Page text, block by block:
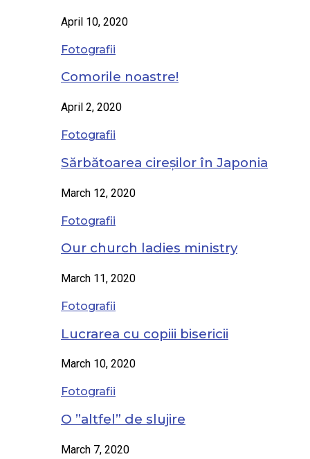
April 10, 2020
Fotografii
Comorile noastre!
April 2, 2020
Fotografii
Sărbătoarea cireșilor în Japonia
March 12, 2020
Fotografii
Our church ladies ministry
March 11, 2020
Fotografii
Lucrarea cu copiii bisericii
March 10, 2020
Fotografii
O ”altfel” de slujire
March 7, 2020